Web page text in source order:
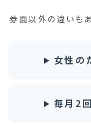
券面以外の違いも
女性の
毎月2